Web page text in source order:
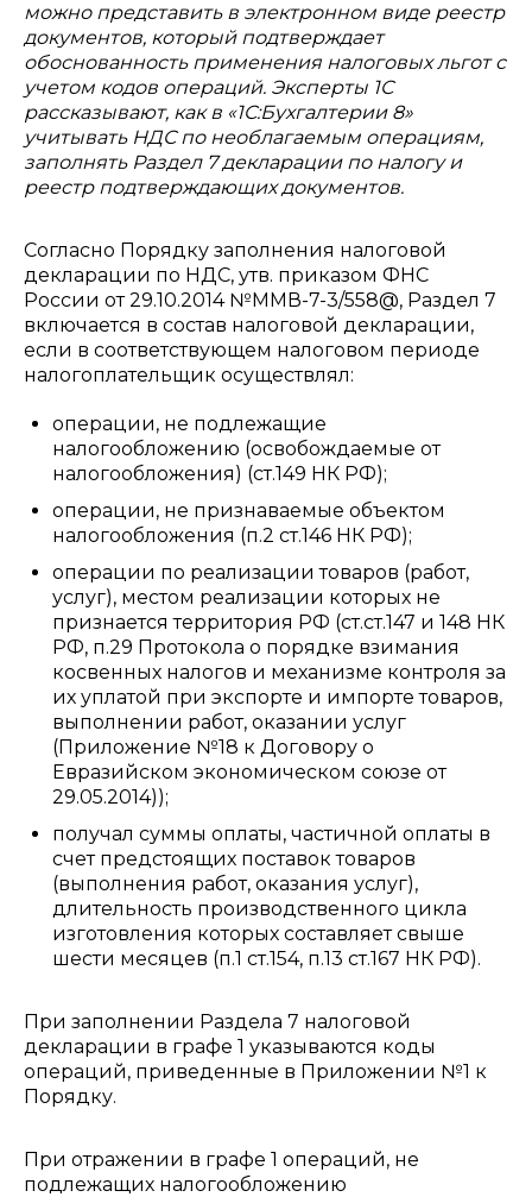
можно представить в электронном виде реестр
документов, который подтверждает
обоснованность применения налоговых льгот с
учетом кодов операций. Эксперты 1С
рассказывают, как в «1С:Бухгалтерии 8»
учитывать НДС по необлагаемым операциям,
заполнять Раздел 7 декларации по налогу и
реестр подтверждающих документов.
Согласно Порядку заполнения налоговой
декларации по НДС, утв. приказом ФНС
России от 29.10.2014 №ММВ-7-3/558@, Раздел 7
включается в состав налоговой декларации,
если в соответствующем налоговом периоде
налогоплательщик осуществлял:
операции, не подлежащие
налогообложению (освобождаемые от
налогообложения) (ст.149 НК РФ);
операции, не признаваемые объектом
налогообложения (п.2 ст.146 НК РФ);
операции по реализации товаров (работ,
услуг), местом реализации которых не
признается территория РФ (ст.ст.147 и 148 НК
РФ, п.29 Протокола о порядке взимания
косвенных налогов и механизме контроля за
их уплатой при экспорте и импорте товаров,
выполнении работ, оказании услуг
(Приложение №18 к Договору о
Евразийском экономическом союзе от
29.05.2014));
получал суммы оплаты, частичной оплаты в
счет предстоящих поставок товаров
(выполнения работ, оказания услуг),
длительность производственного цикла
изготовления которых составляет свыше
шести месяцев (п.1 ст.154, п.13 ст.167 НК РФ).
При заполнении Раздела 7 налоговой
декларации в графе 1 указываются коды
операций, приведенные в Приложении №1 к
Порядку.
При отражении в графе 1 операций, не
подлежащих налогообложению